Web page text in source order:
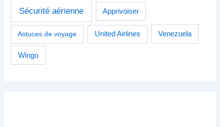
Sécurité aérienne Apprivoiser
Astuces de voyage United Airlines Venezuela
Wingo